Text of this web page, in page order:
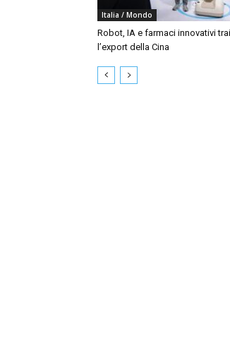
Italia / Mondo
Robot, IA e farmaci innovativi
l’export della Cina